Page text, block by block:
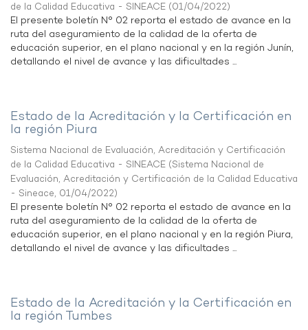
de la Calidad Educativa - SINEACE (01/04/2022)
El presente boletín N° 02 reporta el estado de avance en la
ruta del aseguramiento de la calidad de la oferta de
educación superior, en el plano nacional y en la región Junín,
detallando el nivel de avance y las dificultades ...
Estado de la Acreditación y la Certificación en
la región Piura
Sistema Nacional de Evaluación, Acreditación y Certificación
de la Calidad Educativa - SINEACE (Sistema Nacional de
Evaluación, Acreditación y Certificación de la Calidad Educativa
- Sineace, 01/04/2022)
El presente boletín N° 02 reporta el estado de avance en la
ruta del aseguramiento de la calidad de la oferta de
educación superior, en el plano nacional y en la región Piura,
detallando el nivel de avance y las dificultades ...
Estado de la Acreditación y la Certificación en
la región Tumbes